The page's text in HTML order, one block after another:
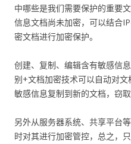
中哪些是我们需要保护的重要
信息文档尚未加密，可以结合
密文档进行加密保护。
创建、复制、编辑含有敏感信
别+文档加密技术可以自动对
敏感信息复制到新的文档，窃取
另外从服务器系统、共享平台
时对其进行加密管控，总之，